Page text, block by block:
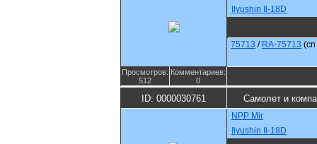
Ilyushin Il-18D
75713 / RA-75713 (cn
Просмотров:
512
Комментариев:
0
ID: 0000030761 Самолет и
NPP Mir
Ilyushin Il-18D